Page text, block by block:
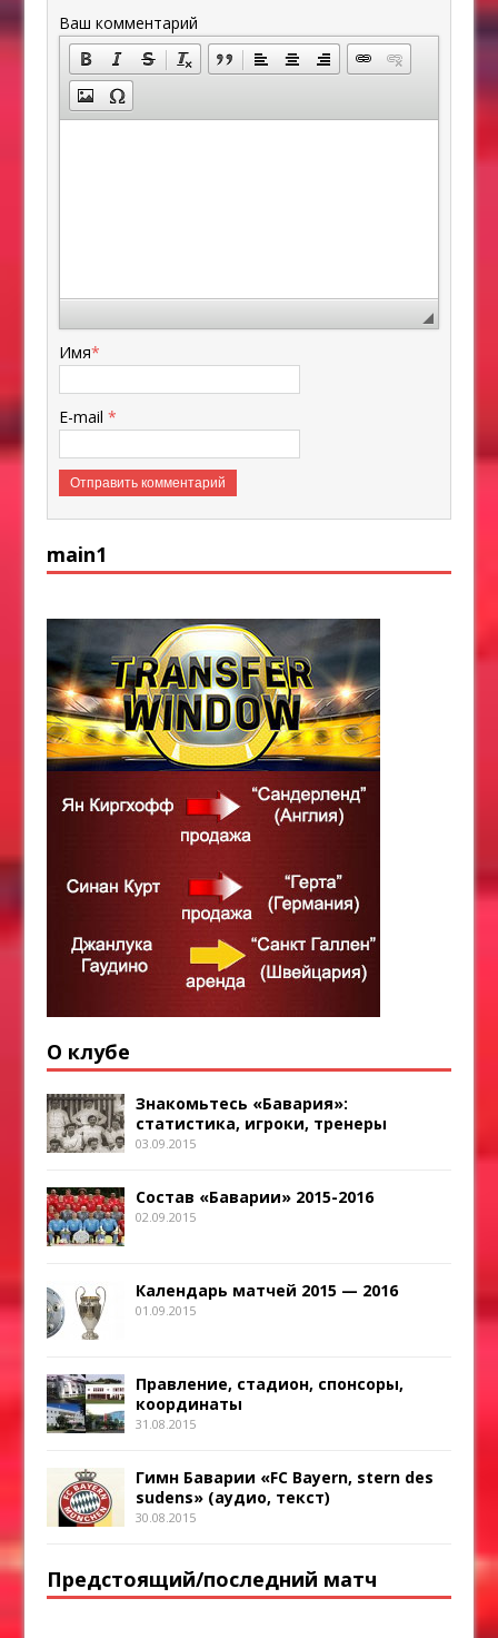
Ваш комментарий
Имя*
E-mail*
main1
О клубе
Знакомьтесь «Бавария»:
статистика, игроки, тренеры
03.09.2015
Состав «Баварии» 2015-2016
02.09.2015
Календарь матчей 2015 — 2016
01.09.2015
Правление, стадион, спонсоры,
координаты
31.08.2015
Гимн Баварии «FC Bayern, stern des
sudens» (аудио, текст)
30.08.2015
Предстоящий/последний матч